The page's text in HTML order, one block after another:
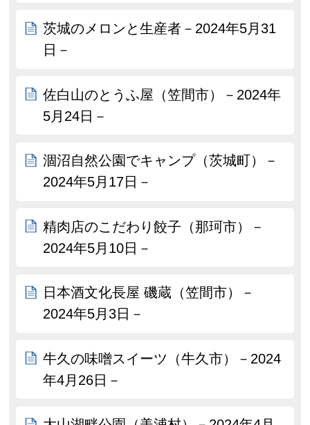
茨城のメロンと生産者－2024年5月31
日－
佐白山のとうふ屋（笠間市）－2024年
5月24日－
涸沼自然公園でキャンプ（茨城町）－
2024年5月17日－
精肉店のこだわり餃子（那珂市）－
2024年5月10日－
日本酒文化長屋 磯蔵（笠間市）－
2024年5月3日－
牛久の味噌スイーツ（牛久市）－2024
年4月26日－